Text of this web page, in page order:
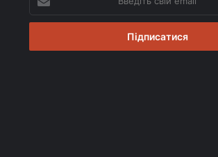
свій
email